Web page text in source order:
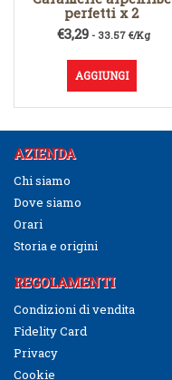
perfetti x 2
€3,29 - 33.57 €/Kg
AGGIUNGI
AZIENDA
Chi siamo
Dove siamo
Orari
Storia e origini
REGOLAMENTI
Condizioni di vendita
Fidelity Card
Privacy
Cookie